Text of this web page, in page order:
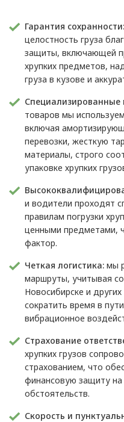
Гарантия
целостность груза
защиты, включающей
хрупких предметов,
груза в кузове и
товаров мы
включая
перевозки, жесткую
материалы, строго
упаковке хрупких
и водители проходят
правилам погрузки
ценными предметами,
фактор.
Четкая логистика: мы
маршруты, учитывая
Новосибирске и
сократить время в
вибрационное
Страхование
хрупких грузов
страхованием, что
финансовую защиту
обстоятельств.
Скорость и